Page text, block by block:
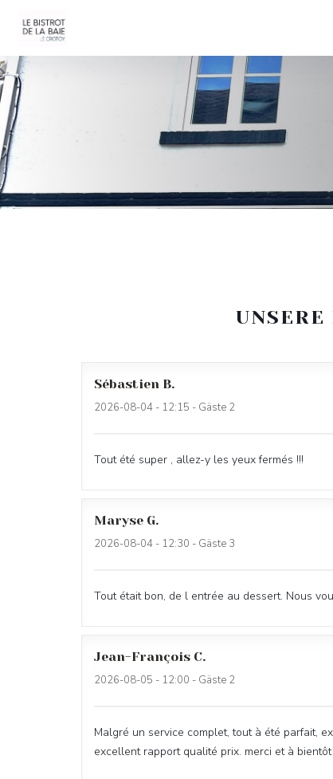
UNSERE
Sébastien B
2026-08-04 - 12:15 - Gäste 2
Tout été super , allez-y les yeux fermés !!!
Maryse G
2026-08-04 - 12:30 - Gäste 3
Tout était bon, de l entrée au dessert. Nous
Jean-François C
2026-08-05 - 12:00 - Gäste 2
Malgré un service complet, tout à été parfait,
excellent rapport qualité prix. merci et à bientôt